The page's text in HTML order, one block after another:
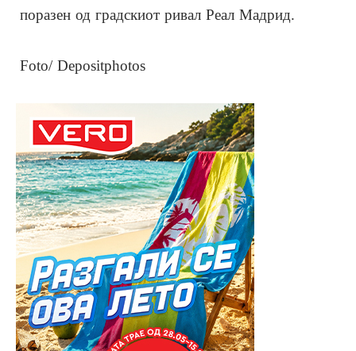
поразен од градскиот ривал Реал Мадрид.
Foto/ Depositphotos